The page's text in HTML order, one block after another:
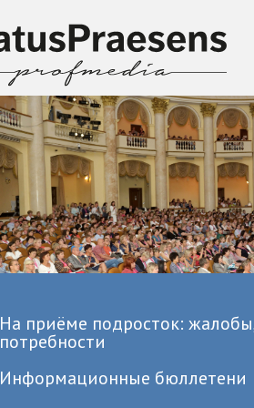
На приёме подросток:
потребности
Информационные бюллетени